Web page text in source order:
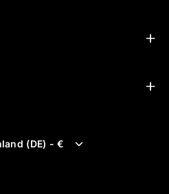
(DE) - €